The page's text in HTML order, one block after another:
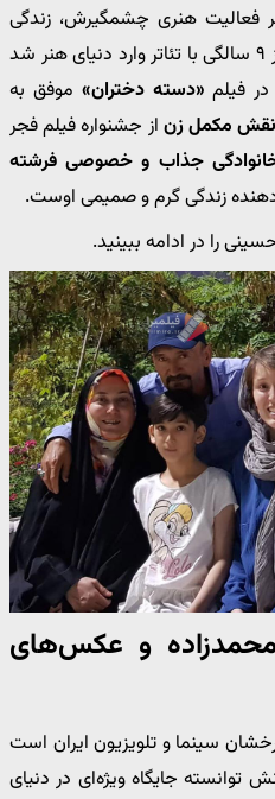
بر فعالیت هنری چشمگیرش، زندگی
خانوادگی پررنگ و زیبایی دارد. او از ۹ سالگی با تئاتر وارد دنیای هنر شد
«دسته دختران» موفق به
نقش مکمل زن از جشنواره فیلم فجر
جذاب و خصوصی فرشته
زندگی گرم و صمیمی اوست.
را در ادامه ببینید.
محمدزاده و عکس‌های
سینما و تلویزیون ایران است
جایگاه ویژه‌ای در دنیای